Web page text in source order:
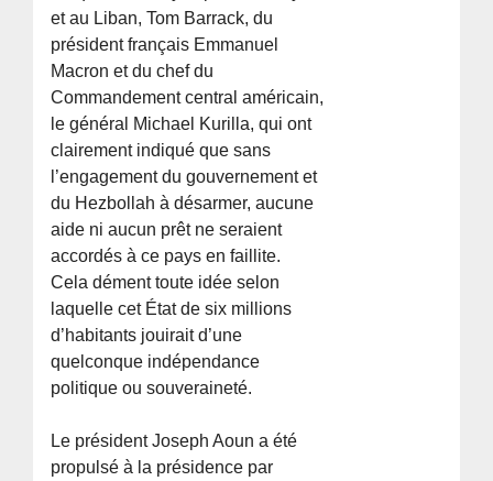
et au Liban, Tom Barrack, du
président français Emmanuel
Macron et du chef du
Commandement central américain,
le général Michael Kurilla, qui ont
clairement indiqué que sans
l’engagement du gouvernement et
du Hezbollah à désarmer, aucune
aide ni aucun prêt ne seraient
accordés à ce pays en faillite.
Cela dément toute idée selon
laquelle cet État de six millions
d’habitants jouirait d’une
quelconque indépendance
politique ou souveraineté.
Le président Joseph Aoun a été
propulsé à la présidence par